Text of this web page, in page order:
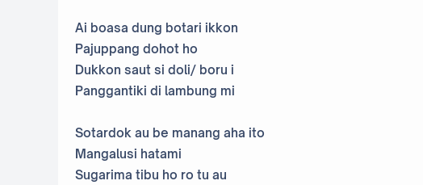
Ai boasa dung botari ikkon
Pajuppang dohot ho
Dukkon saut si doli/ boru i
Panggantiki di lambung mi
Sotardok au be manang aha ito
Mangalusi hatami
Sugarima tibu ho ro tu au